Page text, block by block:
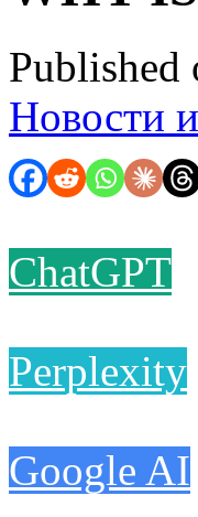
Новости
ChatGPT
Perplexity
Google AI